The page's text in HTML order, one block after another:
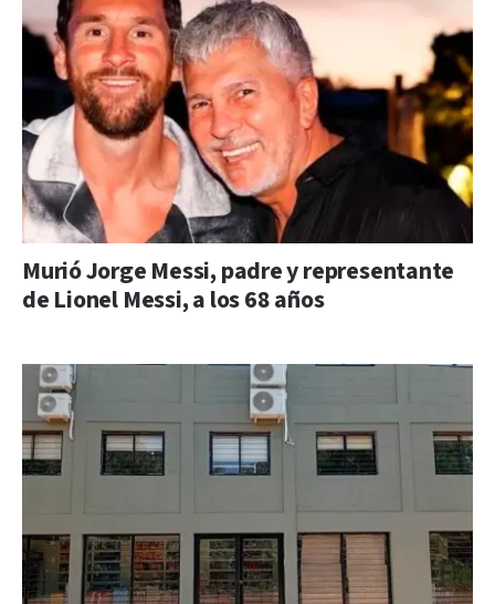
Murió Jorge Messi, padre y representante
de Lionel Messi, a los 68 años